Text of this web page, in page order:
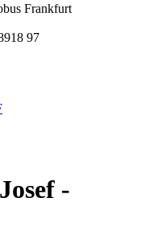
Frankfurt
97
-